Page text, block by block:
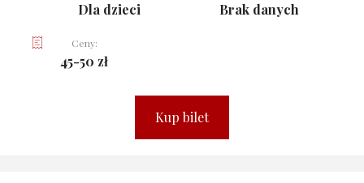
Dla dzieci Brak danych
Ceny:
45-50 zł
Kup bilet